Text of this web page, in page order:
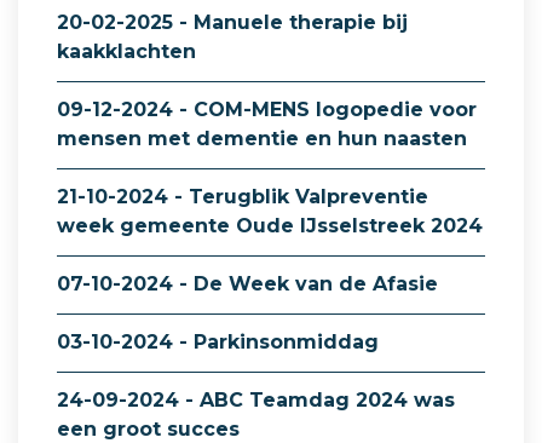
20-02-2025 - Manuele therapie bij
kaakklachten
09-12-2024 - COM-MENS logopedie voor
mensen met dementie en hun naasten
21-10-2024 - Terugblik Valpreventie
week gemeente Oude IJsselstreek 2024
07-10-2024 - De Week van de Afasie
03-10-2024 - Parkinsonmiddag
24-09-2024 - ABC Teamdag 2024 was
een groot succes